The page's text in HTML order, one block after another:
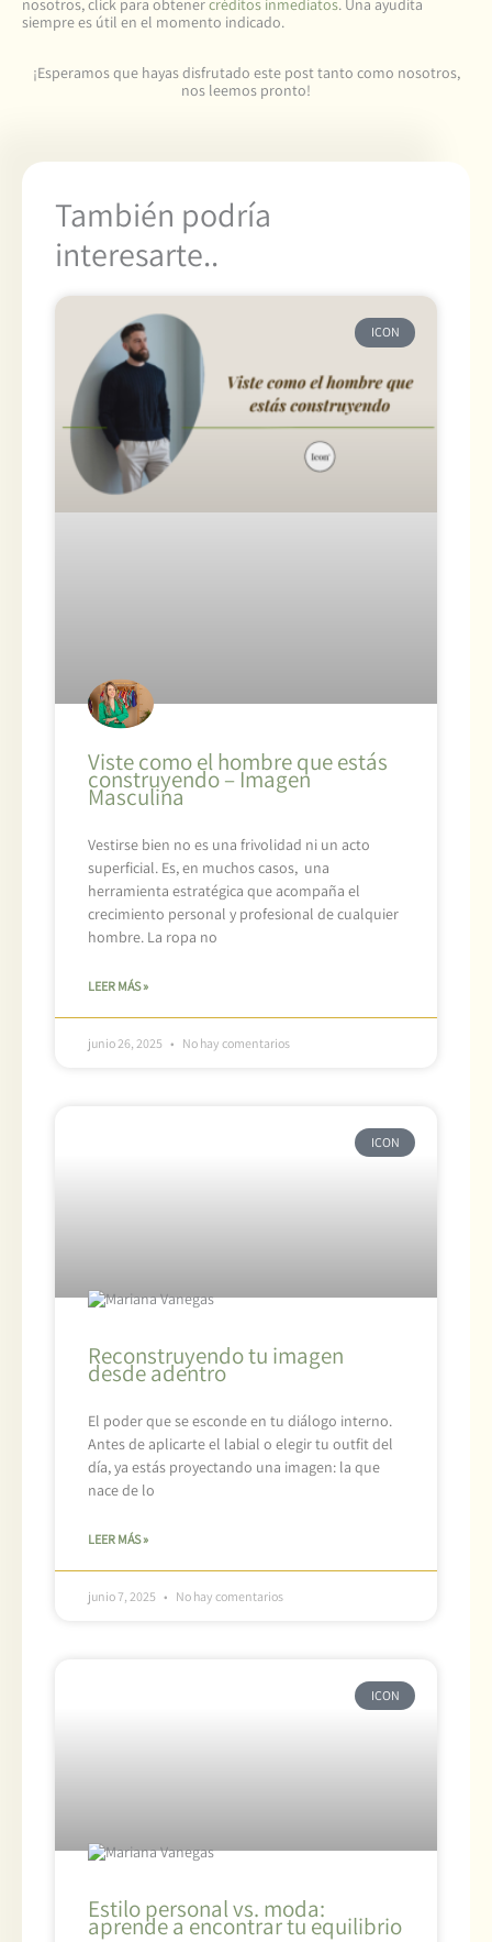
nosotros, click para obtenercréditos inmediatos. Una ayudita
siempre es útil en el momento indicado.
¡Esperamos que hayas disfrutado este post tanto como nosotros,
nos leemos pronto!
También podría
interesarte..
ICON
Viste como el hombre que estás
construyendo – Imagen
Masculina
Vestirse bien no es una frivolidad ni un acto
superficial. Es, en muchos casos, una
herramienta estratégica que acompaña el
crecimiento personal y profesional de cualquier
hombre. La ropa no
LEER MÁS »
junio 26, 2025 No hay comentarios
ICON
Reconstruyendo tu imagen
desde adentro
El poder que se esconde en tu diálogo interno.
Antes de aplicarte el labial o elegir tu outfit del
día, ya estás proyectando una imagen: la que
nace de lo
LEER MÁS »
junio 7, 2025 No hay comentarios
ICON
Estilo personal vs. moda:
aprende a encontrar tu equilibrio